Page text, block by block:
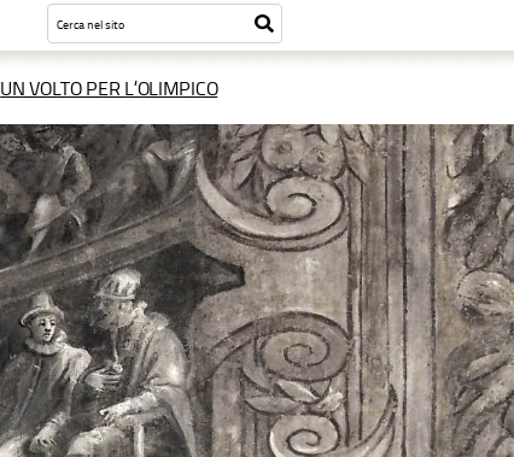
Testo
cercare
Inizia
la
UN VOLTO PER L’OLIMPICO